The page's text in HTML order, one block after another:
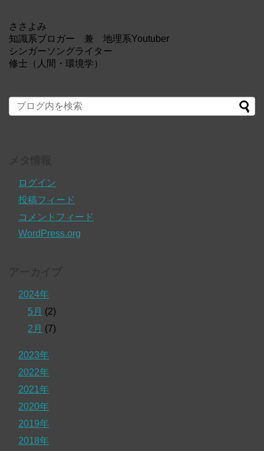
ささよみ
知識系ブロガー 兼 地理系Youtuber
シンガーソングライター
修士（人間・環境学）
ログイン
投稿フィード
コメントフィード
WordPress.org
2024年
5月 (2)
2月 (7)
2023年
2022年
2021年
2020年
2019年
2018年